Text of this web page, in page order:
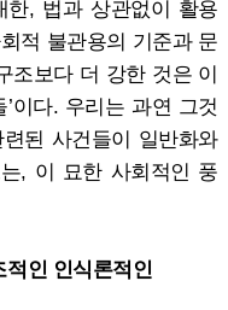
한, 법과 상관없이 활용
적 불관용의 기준과 문
조보다 더 강한 것은 이
이다. 우리는 과연 그것
된 사건들이 일반화와
, 이 묘한 사회적인 풍
인 인식론적인